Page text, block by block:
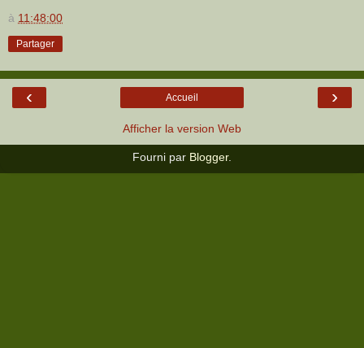
à 11:48:00
Partager
‹ ›
Accueil
Afficher la version Web
Fourni par Blogger.